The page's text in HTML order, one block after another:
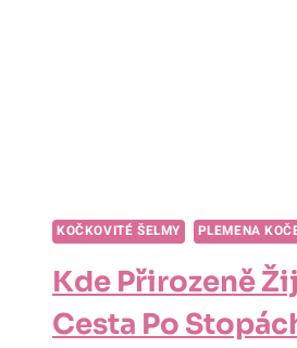
KOČKOVITÉ ŠELMY PLEMENA
Kde Přirozeně
Cesta Po